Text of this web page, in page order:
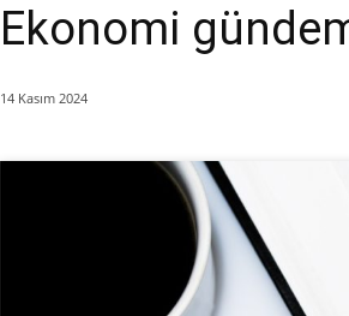
Ekonomi
14 Kasım 2024